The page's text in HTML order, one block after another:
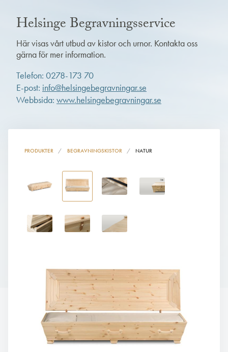
Helsinge Begravningsservice
Här visas vårt utbud av kistor och urnor. Kontakta oss
gärna för mer information.
Telefon: 0278-173 70
E-post: info@helsingebegravningar.se
Webbsida: www.helsingebegravningar.se
PRODUKTER BEGRAVNINGSKISTOR NATUR